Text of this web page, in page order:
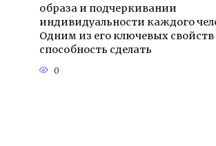
образа и подчеркивании
индивидуальности каждого
Одним из его ключевых свойств
способность сделать
0